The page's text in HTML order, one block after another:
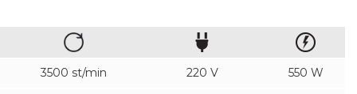
3500 st/min 220 V 550 W